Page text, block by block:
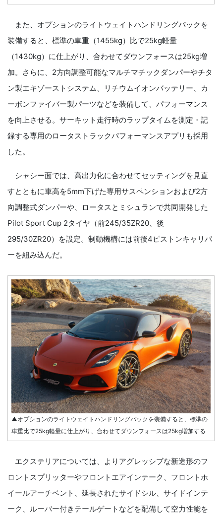
また、オプションのライトウェイトハンドリングパックを
装備すると、標準の車重（1455kg）比で25kg軽量
（1430kg）に仕上がり、合わせてダウンフォースは25kg増
加。さらに、2方向調整可能なマルチマチックダンパーやチタ
ン製エキゾーストシステム、リチウムイオンバッテリー、カ
ーボンファイバー製パーツなどを装備して、パフォーマンス
を向上させる。サーキット走行時のラップタイムを測定・記
録する専用のロータストラックパフォーマンスアプリも採用
した。
シャシー面では、高出力化に合わせてセッティングを見直
すとともに車高を5mm下げた専用サスペンションおよび2方
向調整式ダンパーや、ロータスとミシュランで共同開発した
Pilot Sport Cup 2タイヤ（前245/35ZR20、後
295/30ZR20）を設定。制動機構には前後4ピストンキャリパ
ーを組み込んだ。
▲オプションのライトウェイトハンドリングパックを装備すると、標準の
車重比で25kg軽量に仕上がり、合わせてダウンフォースは25kg増加する
エクステリアについては、よりアグレッシブな新造形のフ
ロントスプリッターやフロントエアインテーク、フロントホ
イールアーチベント、延長されたサイドシル、サイドインテ
ーク、ルーバー付きテールゲートなどを配備して空力性能を